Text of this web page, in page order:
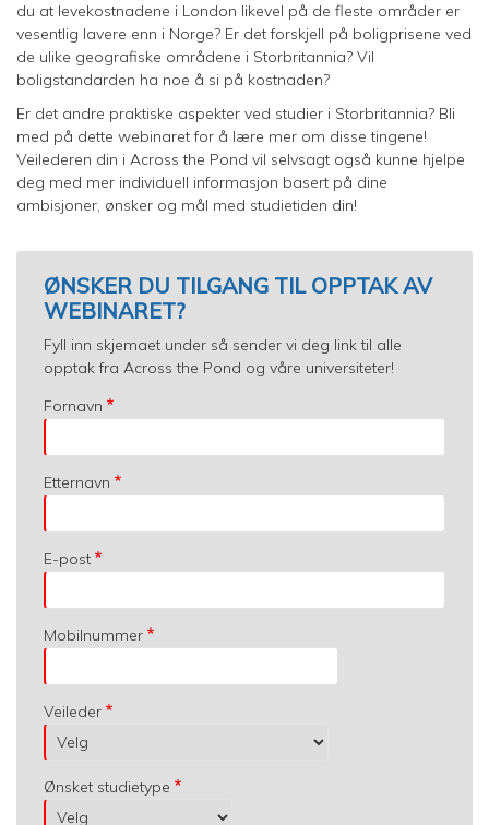
du at levekostnadene i London likevel på de fleste områder er
vesentlig lavere enn i Norge? Er det forskjell på boligprisene ved
de ulike geografiske områdene i Storbritannia? Vil
boligstandarden ha noe å si på kostnaden?
Er det andre praktiske aspekter ved studier i Storbritannia? Bli
med på dette webinaret for å lære mer om disse tingene!
Veilederen din i Across the Pond vil selvsagt også kunne hjelpe
deg med mer individuell informasjon basert på dine
ambisjoner, ønsker og mål med studietiden din!
ØNSKER DU TILGANG TIL OPPTAK AV
WEBINARET?
Fyll inn skjemaet under så sender vi deg link til alle
opptak fra Across the Pond og våre universiteter!
Fornavn
Etternavn
E-post
Mobilnummer
Veileder
Ønsket studietype